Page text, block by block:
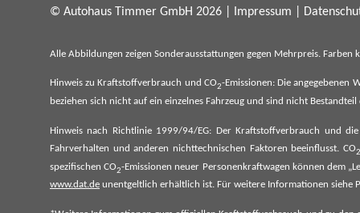
© Autohaus Timmer GmbH 2026 | Impressum
Alle Abbildungen zeigen Sonderausstattungen gegen Mehrpreis.
Hinweis zu Kraftstoffverbrauch und CO2-Emissionen: Die angegebenen
beziehen sich nicht auf ein einzelnes Fahrzeug und sind nicht
Hinweis nach Richtlinie 1999/94/EG: Der Kraftstoffverbrauch und die
Fahrverhalten und anderen nichttechnischen Faktoren beeinflusst. CO2
spezifischen CO2-Emissionen neuer Personenkraftwagen können dem
www.dat.de unentgeltlich erhältlich ist. Für weitere Informationen siehe